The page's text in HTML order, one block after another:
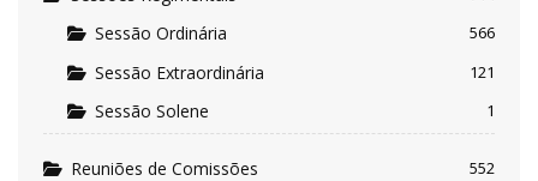
Sessão Ordinária 566
Sessão Extraordinária 121
Sessão Solene 1
Reuniões de Comissões 552